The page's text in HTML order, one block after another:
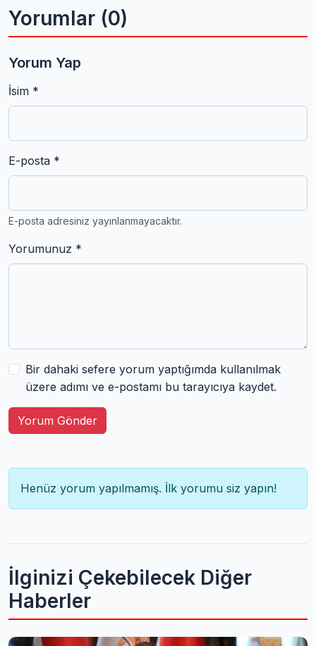
Yorumlar (0)
Yorum Yap
İsim *
E-posta *
E-posta adresiniz yayınlanmayacaktır.
Yorumunuz *
Bir dahaki sefere yorum yaptığımda kullanılmak
üzere adımı ve e-postamı bu tarayıcıya kaydet.
Yorum Gönder
Henüz yorum yapılmamış. İlk yorumu siz yapın!
İlginizi Çekebilecek Diğer
Haberler